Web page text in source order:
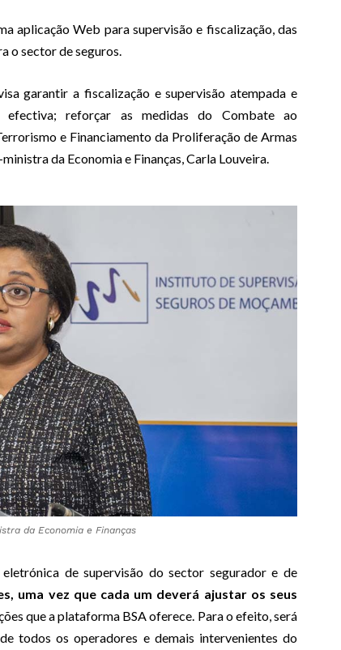
aplicação Web para supervisão e fiscalização, das
o sector de seguros.
garantir a fiscalização e supervisão atempada e
reforçar as medidas do Combate ao
e Financiamento da Proliferação de Armas
da Economia e Finanças, Carla Louveira.
da Economia e Finanças
de supervisão do sector segurador e de
uma vez que cada um deverá ajustar os seus
que a plataforma BSA oferece Para o efeito, será
todos os operadores e demais intervenientes do